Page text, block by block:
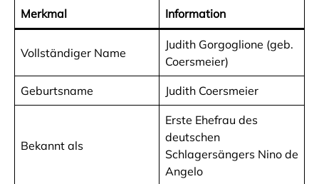
Merkmal Information
Vollständiger Name
Judith Gorgoglione (geb.
Coersmeier)
Geburtsname Judith Coersmeier
Bekannt als
Erste Ehefrau des
deutschen
Schlagersängers Nino de
Angelo